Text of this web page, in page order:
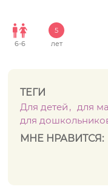
6-6
5
лет
ТЕГИ
Для детей
для
для
МНЕ НРАВИТСЯ: